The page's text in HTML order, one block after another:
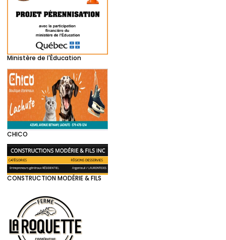
Ministère de l'Éducation
CHICO
CONSTRUCTION MODÉRIE & FILS